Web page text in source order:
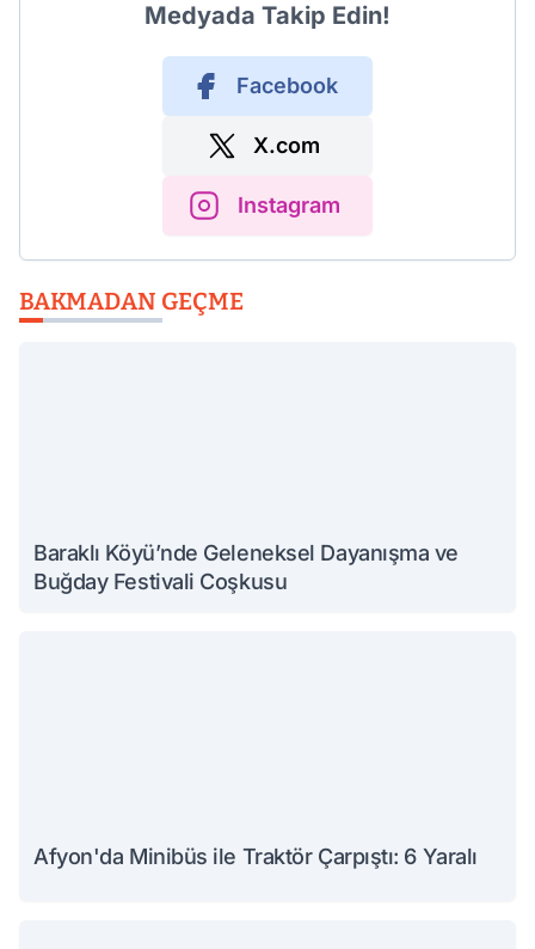
Medyada Takip Edin!
Facebook
X.com
Instagram
BAKMADAN GEÇME
Baraklı Köyü’nde Geleneksel Dayanışma ve
Buğday Festivali Coşkusu
Afyon'da Minibüs ile Traktör Çarpıştı: 6 Yaralı